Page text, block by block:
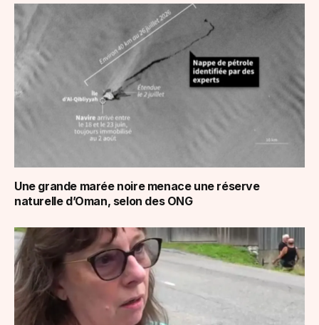
Une grande marée noire menace une réserve
naturelle d’Oman, selon des ONG